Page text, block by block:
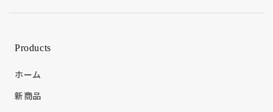
Products
ホーム
新商品